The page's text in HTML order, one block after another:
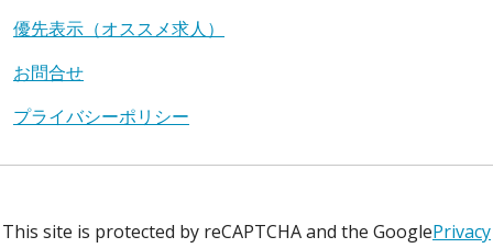
優先表示（オススメ求人）
お問合せ
プライバシーポリシー
This site is protected by reCAPTCHA and the GooglePrivacy